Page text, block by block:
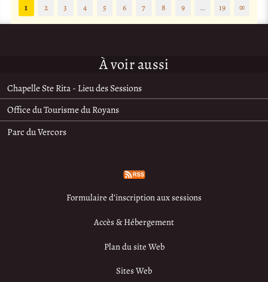
1
2 3 4 5 6 7 8 9 … 19 ∞
À voir aussi
Chapelle Ste Rita - Lieu des Sessions
Office du Tourisme du Royans
Parc du Vercors
Formulaire d’inscription aux sessions
Accès & Hébergement
Plan du site Web
Sites Web